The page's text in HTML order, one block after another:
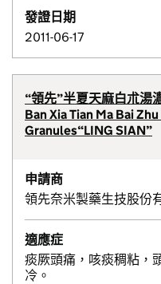
發證日期
2011-06-17
“領先”半夏天麻白朮湯
Ban Xia Tian Ma Bai
Granules“LING SIAN”
申請商
領先奈米製藥生技股份
適應症
痰厥頭痛，咳痰稠粘，
冷。